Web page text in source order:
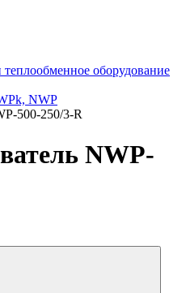
оборудование
NWP
500-250/3-R
NWP-